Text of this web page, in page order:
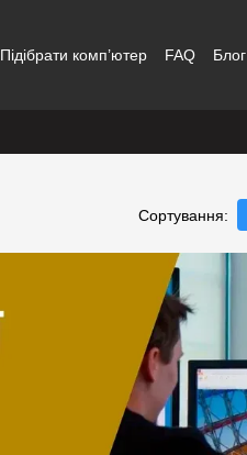
Підібрати комп’ютер FAQ Блог
Сортування: